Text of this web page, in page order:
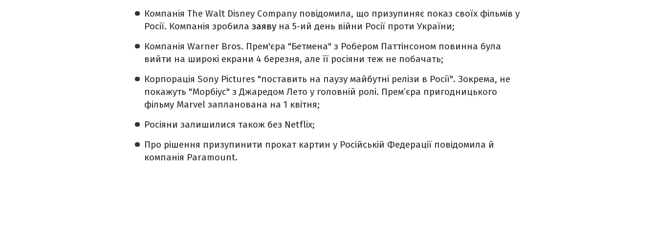
Компанія The Walt Disney Company повідомила, що призупиняє показ своїх фільмів у
Росії. Компанія зробила заяву на 5-ий день війни Росії проти України;
Компанія Warner Bros. Прем'єра "Бетмена" з Робером Паттінсоном повинна була
вийти на широкі екрани 4 березня, але її росіяни теж не побачать;
Корпорація Sony Pictures "поставить на паузу майбутні релізи в Росії". Зокрема, не
покажуть "Морбіус" з Джаредом Лето у головній ролі. Прем’єра пригодницького
фільму Marvel запланована на 1 квітня;
Росіяни залишилися також без Netflix;
Про рішення призупинити прокат картин у Російській Федерації повідомила й
компанія Paramount.